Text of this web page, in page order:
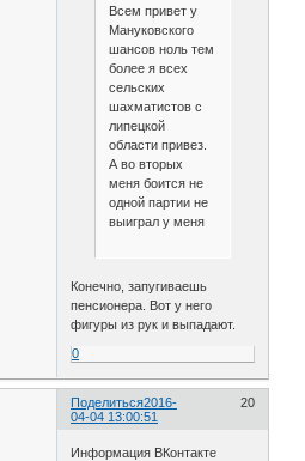
Всем привет у
Мануковского
шансов ноль тем
более я всех
сельских
шахматистов с
липецкой
области привез.
А во вторых
меня боится не
одной партии не
выиграл у меня
Конечно, запугиваешь
пенсионера. Вот у него
фигуры из рук и выпадают.
0
Поделиться 20
2016-
04-04 13:00:51
Информация ВКонтакте